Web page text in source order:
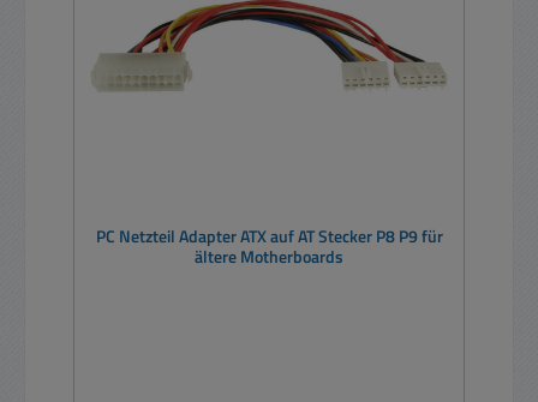
PC Netzteil Adapter ATX auf AT Stecker P8 P9 für
ältere Motherboards